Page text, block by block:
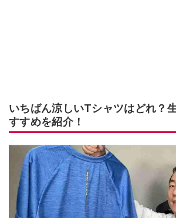
いちばん涼しいTシャツはどれ？
すすめを紹介！